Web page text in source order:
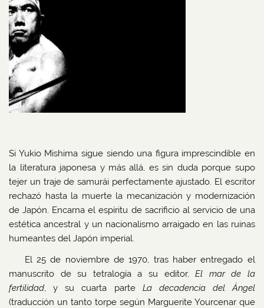
Si Yukio Mishima sigue siendo una figura imprescindible en
la literatura japonesa y más allá, es sin duda porque supo
tejer un traje de samurái perfectamente ajustado. El escritor
rechazó hasta la muerte la mecanización y modernización
de Japón. Encarna el espíritu de sacrificio al servicio de una
estética ancestral y un nacionalismo arraigado en las ruinas
humeantes del Japón imperial.
El 25 de noviembre de 1970, tras haber entregado el
manuscrito de su tetralogía a su editor,El mar de la
fertilidad, y su cuarta parte La decadencia del Ángel
(traducción un tanto torpe según Marguerite Yourcenar que